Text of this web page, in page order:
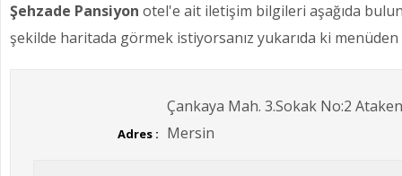
Şehzade Pansiyon otel'e ait iletişim bilgileri aşağıda
şekilde haritada görmek istiyorsanız yukarıda ki menüden
Adres :
Çankaya Mah. 3.Sokak No:2
Mersin